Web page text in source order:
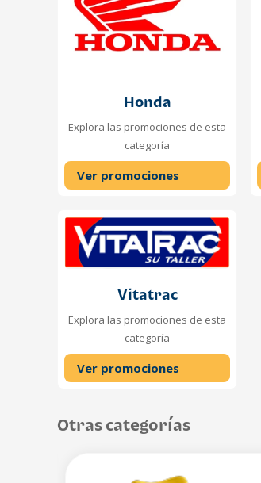
Honda
Explora las promociones de esta
categoría
Ver promociones
Vitatrac
Explora las promociones de esta
categoría
Ver promociones
Otras categorías